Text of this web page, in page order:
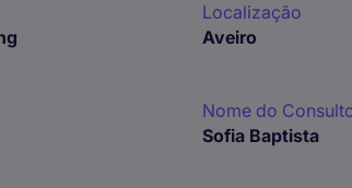
Localização
Aveiro
Nome do
Sofia Baptista